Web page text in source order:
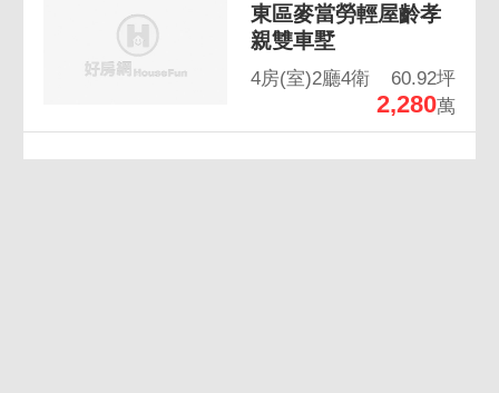
東區麥當勞輕屋齡孝
親雙車墅
4房(室)2廳4衛 60.92坪
2,280萬